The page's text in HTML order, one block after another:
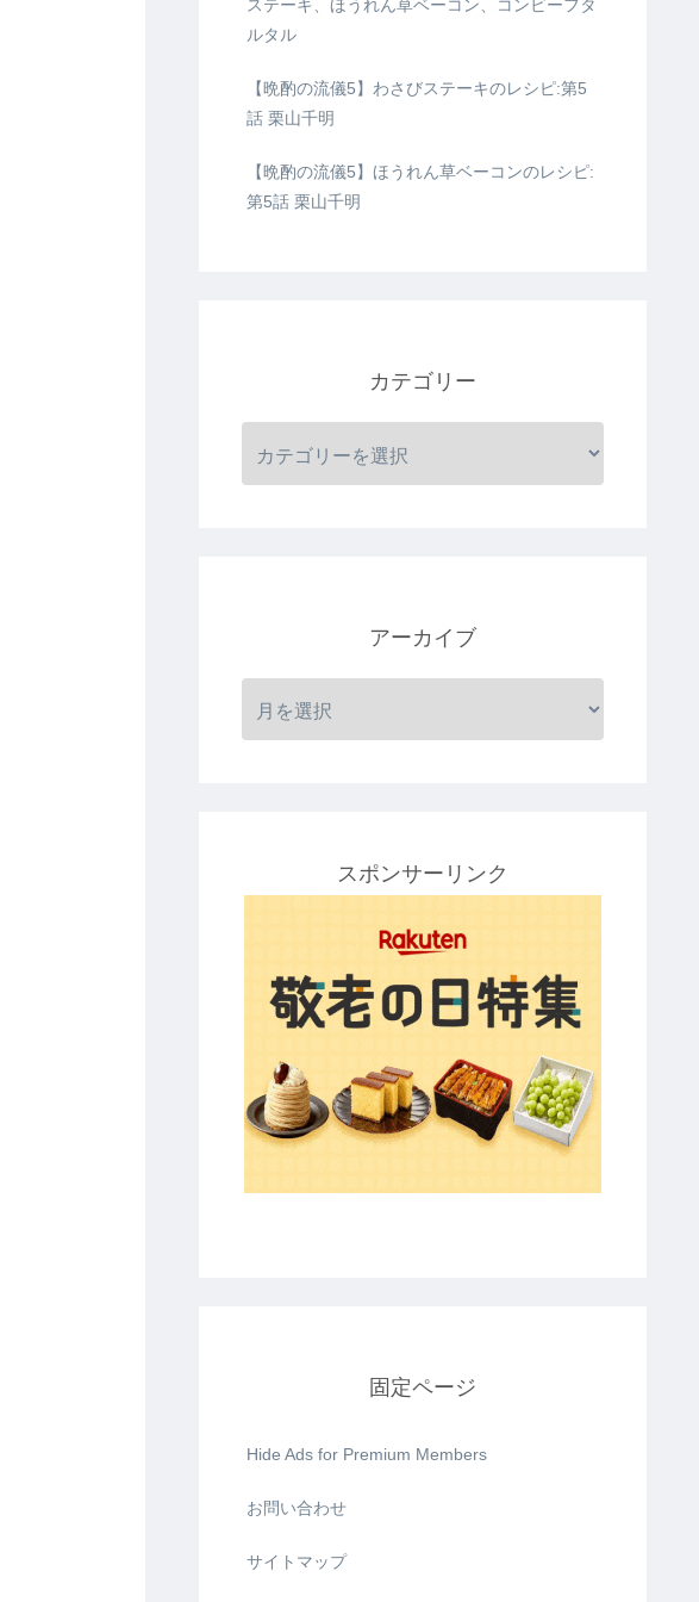
ステーキ、ほうれん草ベーコン、コンビーフタ
ルタル
【晩酌の流儀5】わさびステーキのレシピ:第5
話 栗山千明
【晩酌の流儀5】ほうれん草ベーコンのレシピ:
第5話 栗山千明
カテゴリー
アーカイブ
スポンサーリンク
固定ページ
Hide Ads for Premium Members
お問い合わせ
サイトマップ